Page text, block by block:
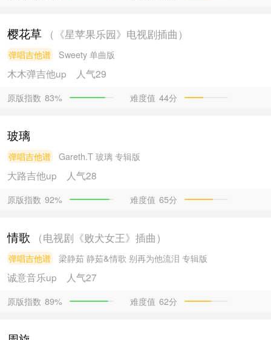
樱花草 （《星苹果乐园》电视剧插曲）
弹唱吉他谱 Sweety 单曲版
木木弹吉他up 人气29
原版指数 83% 难度值 44分
玻璃
弹唱吉他谱 Gareth.T 玻璃 专辑版
大路吉他up 人气28
原版指数 92% 难度值 65分
情歌 （电视剧《败犬女王》插曲）
弹唱吉他谱 梁静茹 静茹&情歌 别再为他流泪 专辑版
诚意音乐up 人气27
原版指数 89% 难度值 62分